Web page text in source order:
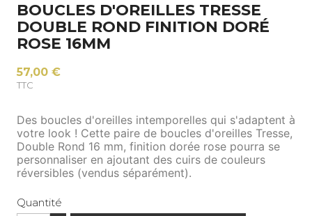
BOUCLES D'OREILLES TRESSE
DOUBLE ROND FINITION DORÉ
ROSE 16MM
57,00 €
TTC
Des boucles d'oreilles intemporelles qui s'adaptent à
votre look ! Cette paire de boucles d'oreilles Tresse,
Double Rond 16 mm, finition dorée rose pourra se
personnaliser en ajoutant des cuirs de couleurs
réversibles (vendus séparément).
Quantité